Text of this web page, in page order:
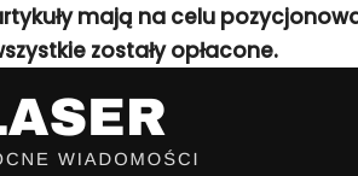
mają na celu
zostały opłacone.